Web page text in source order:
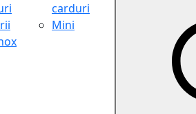
carduri
Mini
cosmetice